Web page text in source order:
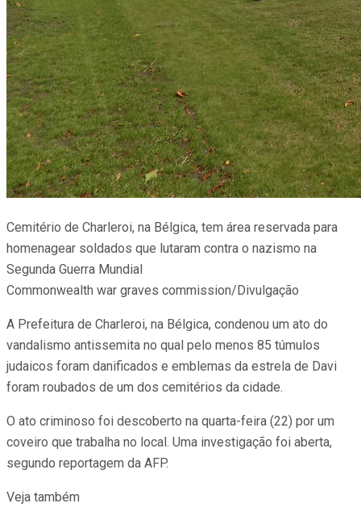
Cemitério de Charleroi, na Bélgica, tem área reservada para
homenagear soldados que lutaram contra o nazismo na
Segunda Guerra Mundial
Commonwealth war graves commission/Divulgação
A Prefeitura de Charleroi, na Bélgica, condenou um ato do
vandalismo antissemita no qual pelo menos 85 túmulos
judaicos foram danificados e emblemas da estrela de Davi
foram roubados de um dos cemitérios da cidade.
O ato criminoso foi descoberto na quarta-feira (22) por um
coveiro que trabalha no local. Uma investigação foi aberta,
segundo reportagem da AFP.
Veja também